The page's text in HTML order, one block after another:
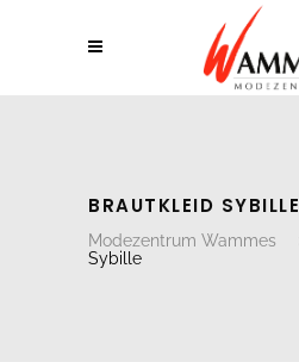
BRAUTKLEID SYBILLE
Modezentrum Wammes
Sybille